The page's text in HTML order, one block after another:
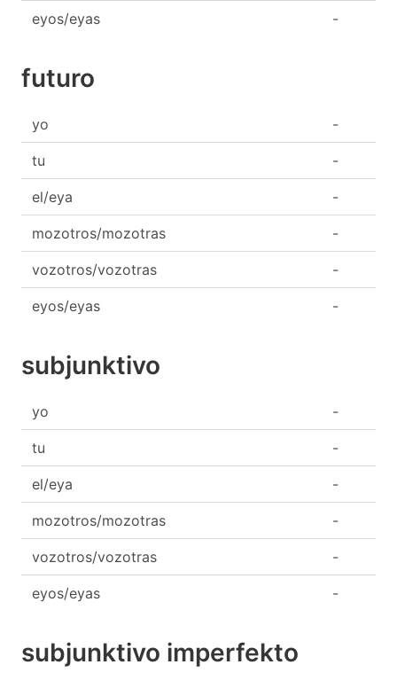
eyos/eyas -
futuro
yo -
tu -
el/eya -
mozotros/mozotras -
vozotros/vozotras -
eyos/eyas -
subjunktivo
yo -
tu -
el/eya -
mozotros/mozotras -
vozotros/vozotras -
eyos/eyas -
subjunktivo imperfekto